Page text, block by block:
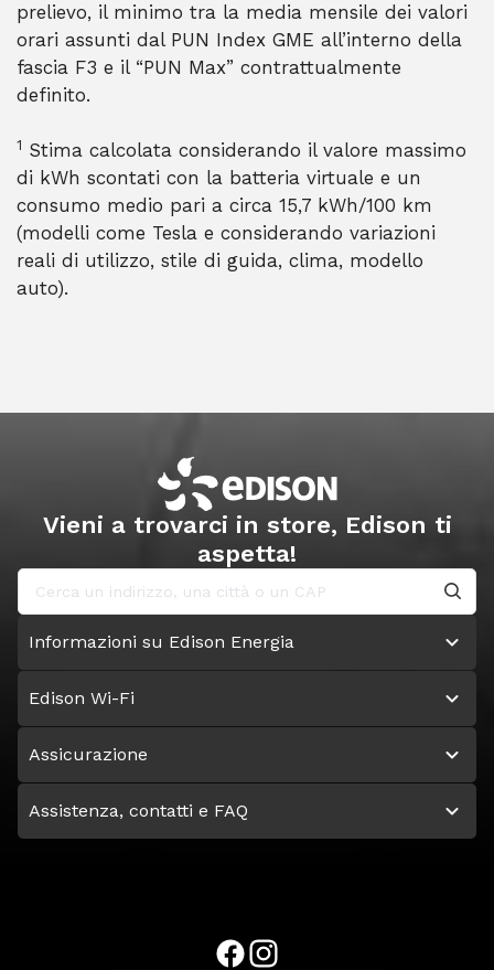
prelievo, il minimo tra la media mensile dei valori
orari assunti dal PUN Index GME all’interno della
fascia F3 e il “PUN Max” contrattualmente
definito.
1 Stima calcolata considerando il valore massimo
di kWh scontati con la batteria virtuale e un
consumo medio pari a circa 15,7 kWh/100 km
(modelli come Tesla e considerando variazioni
reali di utilizzo, stile di guida, clima, modello
auto).
Vieni a trovarci in store, Edison ti
aspetta!
Informazioni su Edison Energia
Edison Wi-Fi
Assicurazione
Assistenza, contatti e FAQ